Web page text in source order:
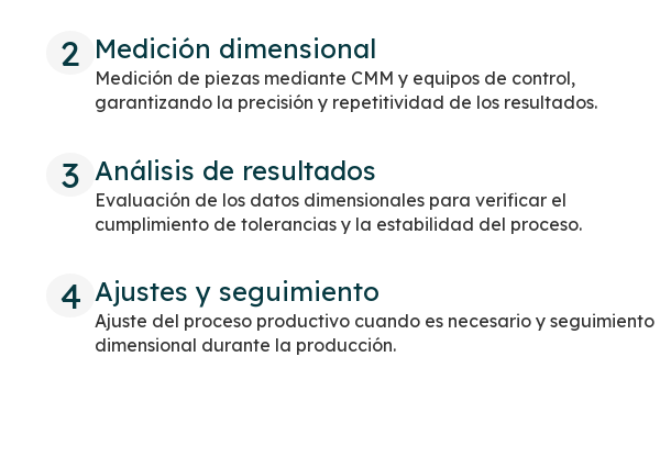
2 Medición dimensional
Medición de piezas mediante CMM y equipos de control,
garantizando la precisión y repetitividad de los resultados.
3 Análisis de resultados
Evaluación de los datos dimensionales para verificar el
cumplimiento de tolerancias y la estabilidad del proceso.
4 Ajustes y seguimiento
Ajuste del proceso productivo cuando es necesario y seguimiento
dimensional durante la producción.